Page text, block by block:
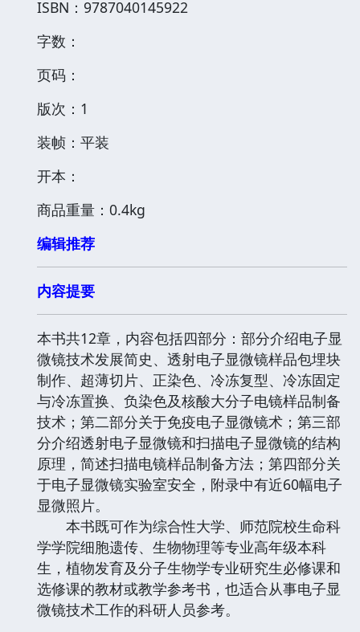
ISBN：9787040145922
字数：
页码：
版次：1
装帧：平装
开本：
商品重量：0.4kg
编辑推荐
内容提要
本书共12章，内容包括四部分：部分介绍电子显
微镜技术发展简史、透射电子显微镜样品包埋块
制作、超薄切片、正染色、冷冻复型、冷冻固定
与冷冻置换、负染色及核酸大分子电镜样品制备
技术；第二部分关于免疫电子显微镜术；第三部
分介绍透射电子显微镜和扫描电子显微镜的结构
原理，简述扫描电镜样品制备方法；第四部分关
于电子显微镜实验室安全，附录中有近60幅电子
显微照片。
本书既可作为综合性大学、师范院校生命科
学学院细胞遗传、生物物理等专业高年级本科
生，植物发育及分子生物学专业研究生必修课和
选修课的教材或教学参考书，也适合从事电子显
微镜技术工作的科研人员参考。